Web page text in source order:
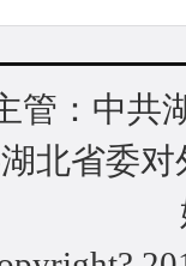
管：中共
北省委